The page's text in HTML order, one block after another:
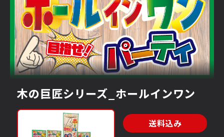
イベントスペース
小型
中型
大型
使用場所
屋内
木の巨匠シリーズ_ホールインワン
送料込み